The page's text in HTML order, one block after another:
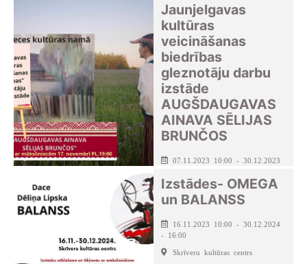
Jaunjelgavas
kultūras
veicināšanas
biedrības
gleznotāju darbu
izstāde
AUGŠDAUGAVAS
AINAVA SĒLIJAS
BRUNČOS
07.11.2023 10:00 - 30.12.2023
Seces pagasta kultūras nams
Izstādes- OMEGA
un BALANSS
16.11.2023 10:00 - 30.12.2024
- 16:00
Skrīveru kultūras centrs